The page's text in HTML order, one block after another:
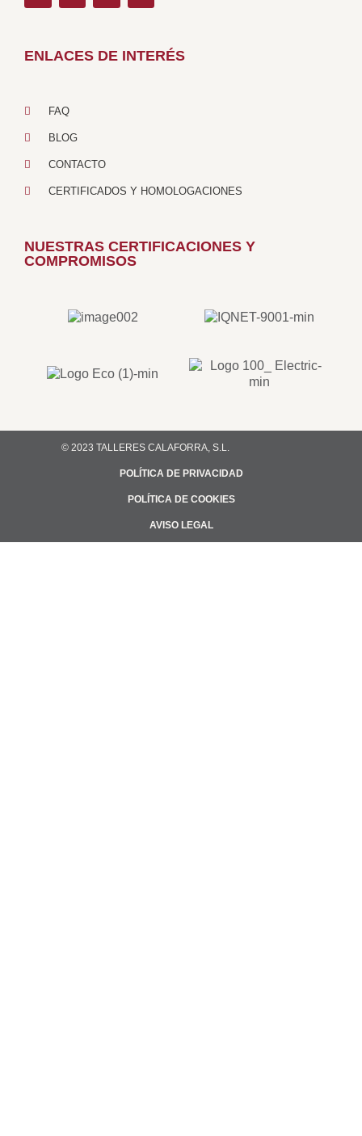
ENLACES DE INTERÉS
FAQ
BLOG
CONTACTO
CERTIFICADOS Y HOMOLOGACIONES
NUESTRAS CERTIFICACIONES Y
COMPROMISOS
© 2023 TALLERES CALAFORRA, S.L.
POLÍTICA DE PRIVACIDAD
POLÍTICA DE COOKIES
AVISO LEGAL